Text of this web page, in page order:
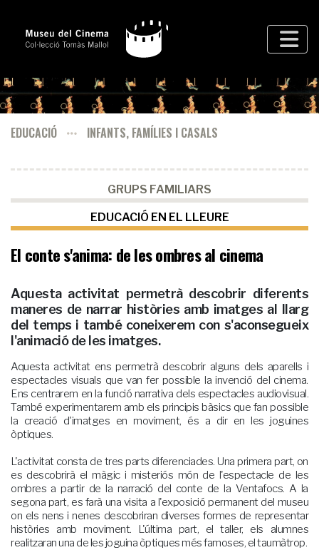
EDUCACIÓ INFANTS, FAMÍLIES I CASALS
GRUPS FAMILIARS
EDUCACIÓ EN EL LLEURE
El conte s'anima: de les ombres al cinema
Aquesta activitat permetrà descobrir diferents
maneres de narrar històries amb imatges al llarg
del temps i també coneixerem con s'aconsegueix
l'animació de les imatges.
Aquesta activitat ens permetrà descobrir alguns dels aparells i
espectacles visuals que van fer possible la invenció del cinema.
Ens centrarem en la funció narrativa dels espectacles audiovisual.
També experimentarem amb els principis bàsics que fan possible
la creació d'imatges en moviment, és a dir en les joguines
òptiques.
L'activitat consta de tres parts diferenciades. Una primera part, on
es descobrirà el màgic i misteriós món de l'espectacle de les
ombres a partir de la narració del conte de la Ventafocs. A la
segona part, es farà una visita a l'exposició permanent del museu
on els nens i nenes descobriran diverses formes de representar
històries amb moviment. L'última part, el taller, els alumnes
realitzaran una de les joguina òptiques més famoses, el taumàtrop.